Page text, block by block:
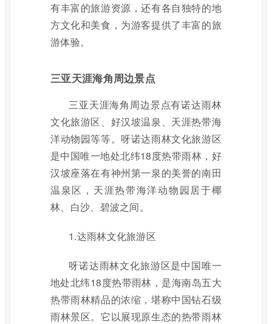
有丰富的旅游资源，还有各自独特的地
方文化和美食，为游客提供了丰富的旅
游体验。
三亚天涯海角周边景点
三亚天涯海角周边景点有诺达雨林
文化旅游区、好汉坡温泉、天涯热带海
洋动物园等等。呀诺达雨林文化旅游区
是中国唯一地处北纬18度热带雨林，好
汉坡座落在有神州第一泉的美誉的南田
温泉区，天涯热带海洋动物园居于椰
林、白沙、碧波之间。
1.达雨林文化旅游区
呀诺达雨林文化旅游区是中国唯一
地处北纬18度热带雨林，是海南岛五大
热带雨林精品的浓缩，堪称中国钻石级
雨林景区。它以展现原生态的热带雨林